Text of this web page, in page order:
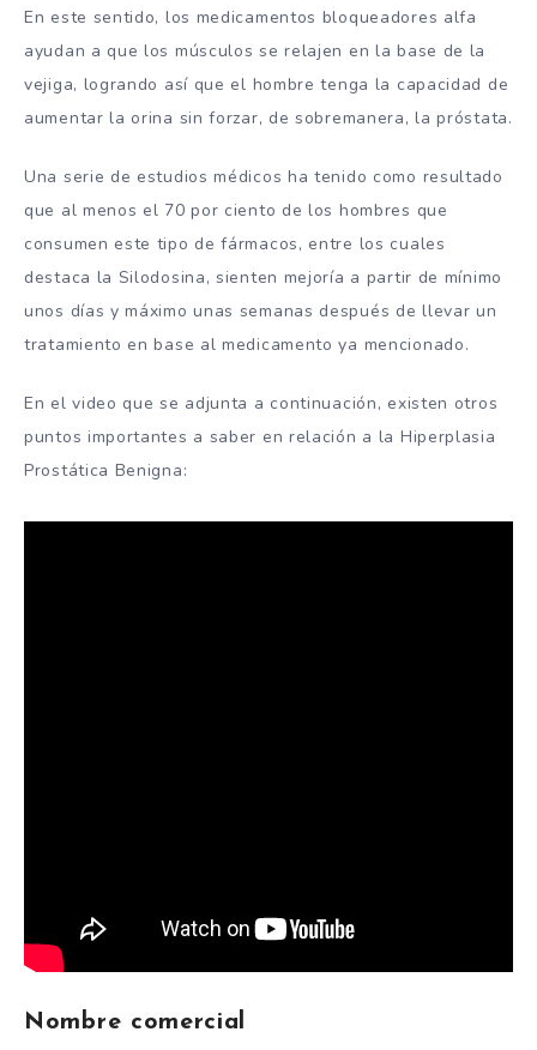
En este sentido, los medicamentos bloqueadores alfa
ayudan a que los músculos se relajen en la base de la
vejiga, logrando así que el hombre tenga la capacidad de
aumentar la orina sin forzar, de sobremanera, la próstata.
Una serie de estudios médicos ha tenido como resultado
que al menos el 70 por ciento de los hombres que
consumen este tipo de fármacos, entre los cuales
destaca la Silodosina, sienten mejoría a partir de mínimo
unos días y máximo unas semanas después de llevar un
tratamiento en base al medicamento ya mencionado.
En el video que se adjunta a continuación, existen otros
puntos importantes a saber en relación a la Hiperplasia
Prostática Benigna:
Nombre comercial